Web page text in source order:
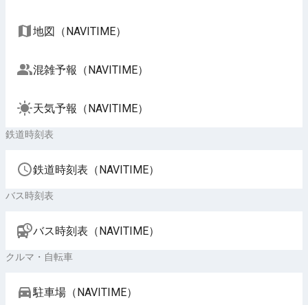
地図（NAVITIME）
混雑予報（NAVITIME）
天気予報（NAVITIME）
鉄道時刻表
鉄道時刻表（NAVITIME）
バス時刻表
バス時刻表（NAVITIME）
クルマ・自転車
駐車場（NAVITIME）